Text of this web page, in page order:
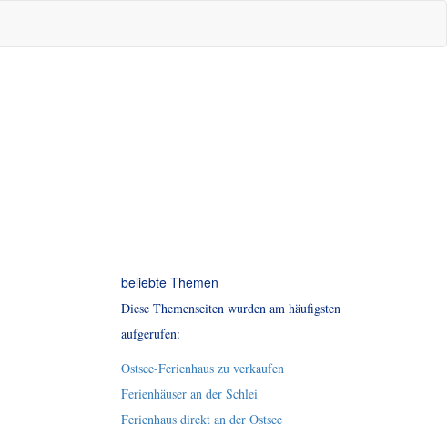
beliebte Themen
Diese Themenseiten wurden am häufigsten
aufgerufen:
Ostsee-Ferienhaus zu verkaufen
Ferienhäuser an der Schlei
Ferienhaus direkt an der Ostsee